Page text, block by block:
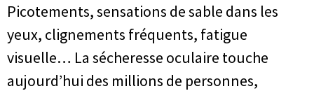
Picotements, sensations de sable dans les
yeux, clignements fréquents, fatigue
visuelle… La sécheresse oculaire touche
aujourd’hui des millions de personnes,